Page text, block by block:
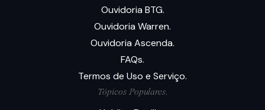
Ouvidoria BTG.
Ouvidoria Warren.
Ouvidoria Ascenda.
FAQs.
Termos de Uso e Serviço.
Tópicos Populares.